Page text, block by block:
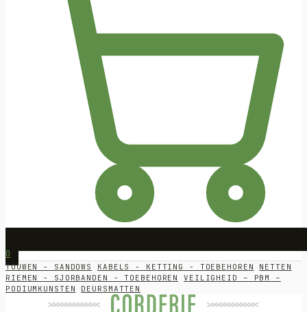
0
TOUWEN - SANDOWS KABELS - KETTING - TOEBEHOREN
NETTEN
RIEMEN - SJORBANDEN - TOEBEHOREN
VEILIGHEID – PBM –
PODIUMKUNSTEN
DEURSMATTEN